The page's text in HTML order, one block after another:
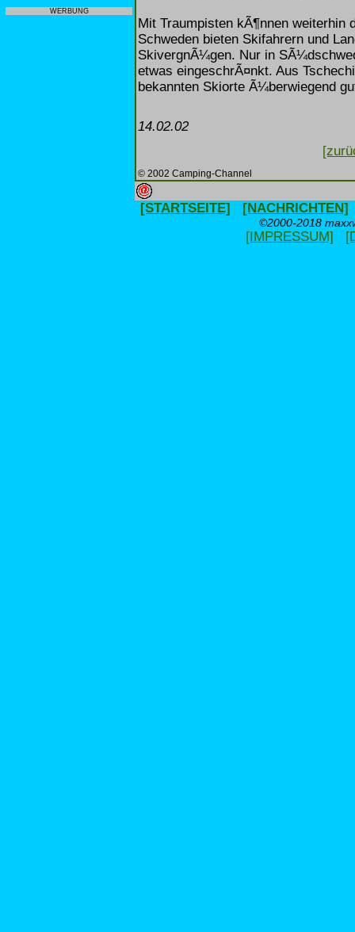
WERBUNG
Mit Traumpisten kÃ¶nnen weiterhin
Schweden bieten Skifahrern und
SkivergnÃ¼gen. Nur in
etwas eingeschrÃ¤nkt. Aus
bekannten Skiorte Ã¼berwiegend
14.02.02
© 2002 Camping-Channel
[STARTSEITE] [NACHRICHTEN]
©2000-2018
[IMPRESSUM]